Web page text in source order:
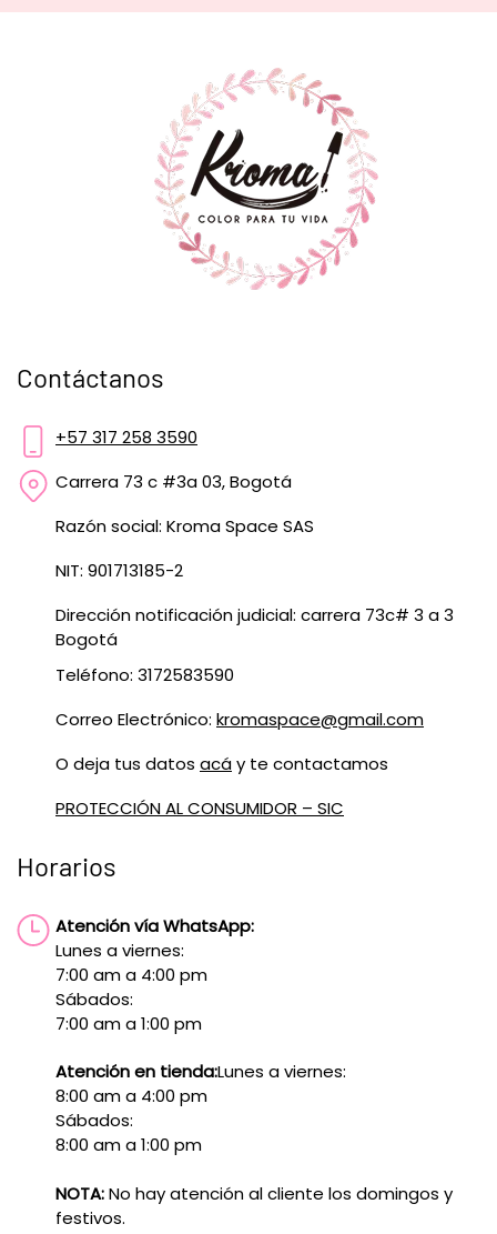
Contáctanos
+57 317 258 3590
Carrera 73 c #3a 03, Bogotá
Razón social: Kroma Space SAS
NIT: 901713185-2
Dirección notificación judicial: carrera 73c# 3 a 3
Bogotá
Teléfono: 3172583590
Correo Electrónico: kromaspace@gmail.com
O deja tus datos acáy te contactamos
PROTECCIÓN AL CONSUMIDOR – SIC
Horarios
Atención vía WhatsApp:
Lunes a viernes:
7:00 am a 4:00 pm
Sábados:
7:00 am a 1:00 pm
Atención en tienda:Lunes a viernes:
8:00 am a 4:00 pm
Sábados:
8:00 am a 1:00 pm
NOTA:No hay atención al cliente los domingos y
festivos.